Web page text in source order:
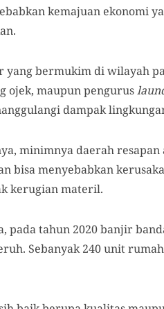
kemajuan ekonomi
yang bermukim di wilayah
ojek, maupun pengurus
dampak
minimnya daerah
bisa menyebabkan
kerugian materil.
tahun 2020 banjir
Sebanyak 240 unit